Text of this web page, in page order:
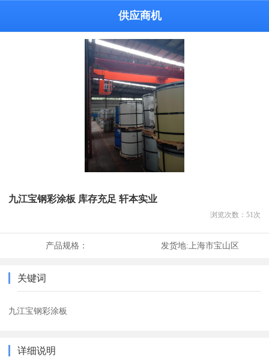
供应商机
九江宝钢彩涂板 库存充足 轩本实业
浏览次数： 51 次
产品规格： 发货地:上海市宝山区
关键词
九江宝钢彩涂板
详细说明